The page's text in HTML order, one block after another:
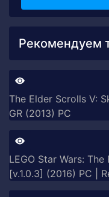
Рекомендуем
The Elder Scrolls V:
GR (2013) PC
LEGO Star Wars:
[v.1.0.3] (2016) PC |